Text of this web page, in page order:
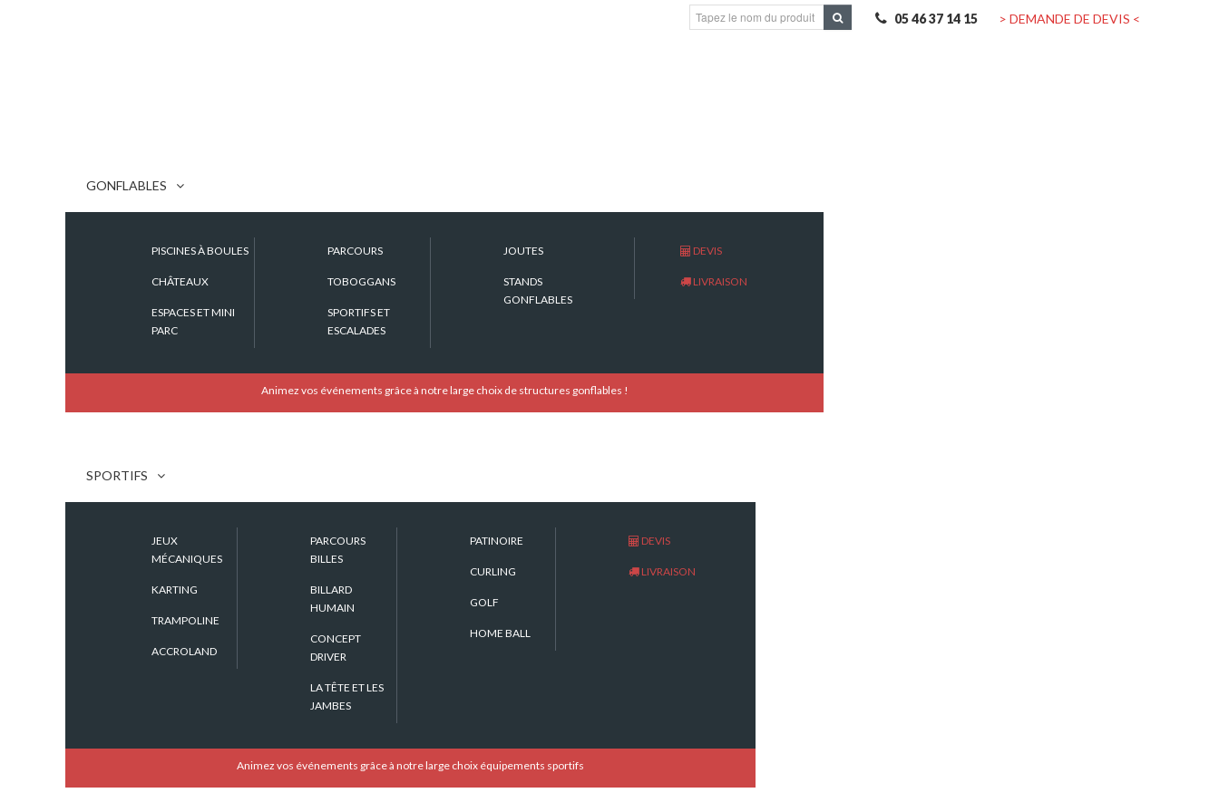
05 46 37 14 15 > DEMANDE DE DEVIS <
GONFLABLES
PISCINES À BOULES
CHÂTEAUX
ESPACES ET MINI
PARC
PARCOURS
TOBOGGANS
SPORTIFS ET
ESCALADES
JOUTES
STANDS
GONFLABLES
DEVIS
LIVRAISON
Animez vos événements grâce à notre large choix de structures gonflables !
SPORTIFS
JEUX
MÉCANIQUES
KARTING
TRAMPOLINE
ACCROLAND
PARCOURS
BILLES
BILLARD
HUMAIN
CONCEPT
DRIVER
LA TÊTE ET LES
JAMBES
PATINOIRE
CURLING
GOLF
HOME BALL
DEVIS
LIVRAISON
Animez vos événements grâce à notre large choix équipements sportifs
En location (la journée)